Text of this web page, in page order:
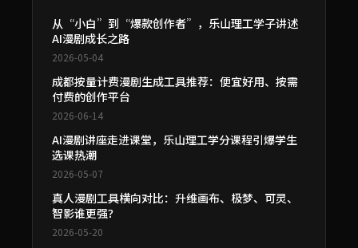
从“小白”到“爆款创作者”，乐山理工学子讲述
AI漫剧成长之路
2026-05-04
成都按量计费漫剧生成工具推荐：便宜好用、按需
付费的创作平台
2026-06-14
AI漫剧讲座走进课堂，乐山理工学分课程引爆学生
选课热潮
2026-05-07
真人漫剧工具横向对比：升维画布、极梦、可灵、
智影谁更强？
2026-05-20